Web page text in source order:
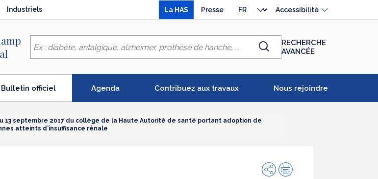
Industriels La HAS Presse
langue
Accessibilité
Chercher
RECHERCHE
AVANCÉE
Bulletin officiel(élément
Agenda Contribuez aux travaux Nous rejoindre
13 septembre 2017 du collège de la Haute Autorité de santé portant adoption de
atteints d’insuffisance rénale
PartagerImpression